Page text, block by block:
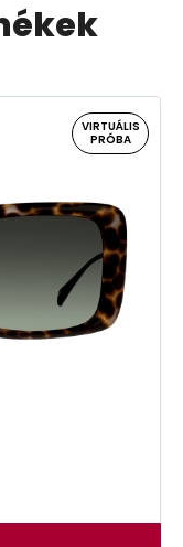
VIRTUÁLIS
PRÓBA